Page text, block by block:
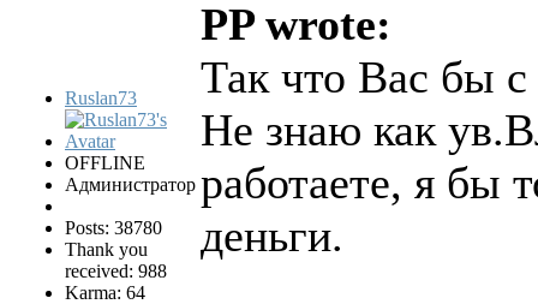
Ruslan73
OFFLINE
Администратор
Posts: 38780
Thank you
received: 988
Karma: 64
PP wrote:
Так что Вас бы
Не знаю как
работаете, я бы
деньги.